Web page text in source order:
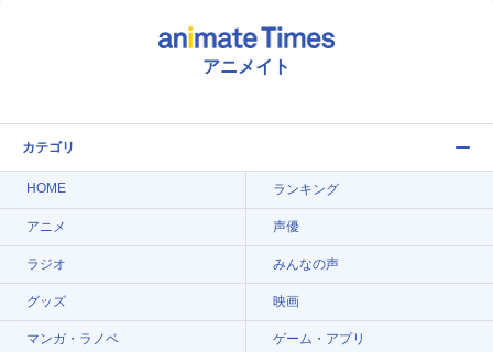
アニメイト
カテゴリ
HOME ランキング
アニメ 声優
ラジオ みんなの声
グッズ 映画
マンガ・ラノベ ゲーム・アプリ